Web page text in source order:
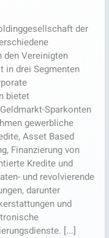
der
den Vereinigten
in drei Segmenten
bietet
Sparkonten
gewerbliche
Asset Based
Finanzierung von
Kredite und
und revolvierende
darunter
und
[...]